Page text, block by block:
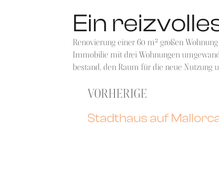
Ein
Renovierung einer 60 m² großen
Immobilie mit drei Wohnungen
bestand, den Raum für die neue Nutzung
VORHERIGE
Stadthaus auf